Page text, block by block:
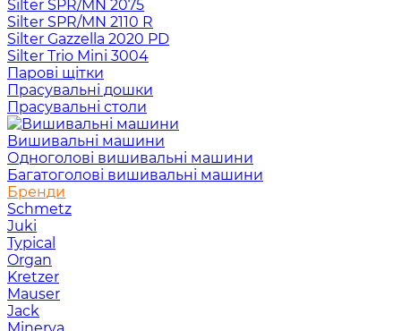
Silter SPR/MN 2075
Silter SPR/MN 2110 R
Silter Gazzella 2020 PD
Silter Trio Mini 3004
Парові щітки
Прасувальні дошки
Прасувальні столи
Вишивальні машини
Одноголові вишивальні машини
Багатоголові вишивальні машини
Бренди
Schmetz
Juki
Typical
Organ
Kretzer
Mauser
Jack